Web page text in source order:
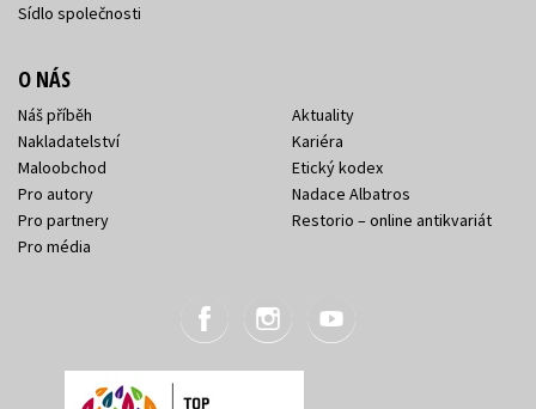
Sídlo společnosti
O NÁS
Náš příběh
Nakladatelství
Maloobchod
Pro autory
Pro partnery
Pro média
Aktuality
Kariéra
Etický kodex
Nadace Albatros
Restorio – online antikvariát